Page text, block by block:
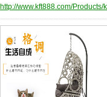
http://www.kft888.com/Products/